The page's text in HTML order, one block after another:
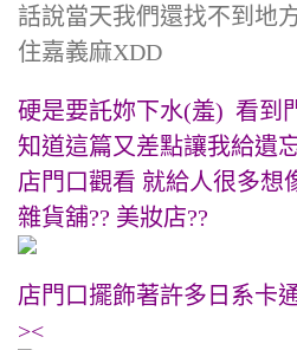
話說當天我們還找不到地
住嘉義麻XDD
硬是要託妳下水(羞) 看到
知道這篇又差點讓我給遺
店門口觀看 就給人很多想
雜貨舖?? 美妝店??
店門口擺飾著許多日系卡
><